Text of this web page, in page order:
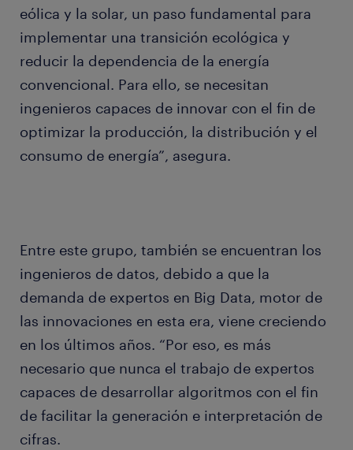
eólica y la solar, un paso fundamental para
implementar una transición ecológica y
reducir la dependencia de la energía
convencional. Para ello, se necesitan
ingenieros capaces de innovar con el fin de
optimizar la producción, la distribución y el
consumo de energía”, asegura.
Entre este grupo, también se encuentran los
ingenieros de datos, debido a que la
demanda de expertos en Big Data, motor de
las innovaciones en esta era, viene creciendo
en los últimos años. “Por eso, es más
necesario que nunca el trabajo de expertos
capaces de desarrollar algoritmos con el fin
de facilitar la generación e interpretación de
cifras.